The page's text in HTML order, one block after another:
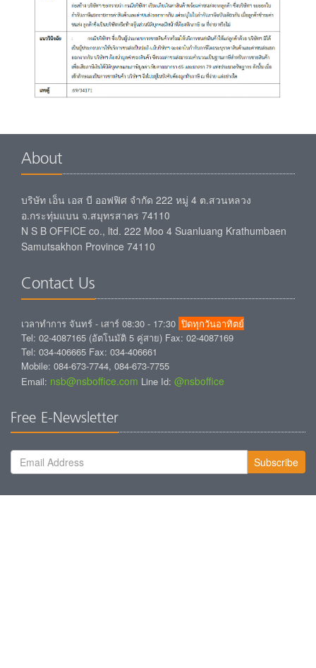
About
บริษัท เอ็น เอส บี ออฟฟิศ จำกัด 222 หมู่ 4 ต.สวนหลวง
อ.กระทุ่มแบน จ.สมุทรสาคร 74110
N S B OFFICE co., ltd. 222 Moo 4 Suanluang Krathumbaen
Samutsakhon Province 74110
Contact Us
เวลาทำการ จันทร์ - เสาร์ 08:30 - 17:30 ปิดทุกวันอาทิตย์
Tel: 02-4087165 (อัตโนมัติ 5 คู่สาย) Fax: 02-4087169
Tel: 034-406665 Fax: 034-406661
Mobile: 084-673-7744, 084-673-7755
Email: nsb@nsboffice.com Line Id: @nsboffice
Free E-Newsletter